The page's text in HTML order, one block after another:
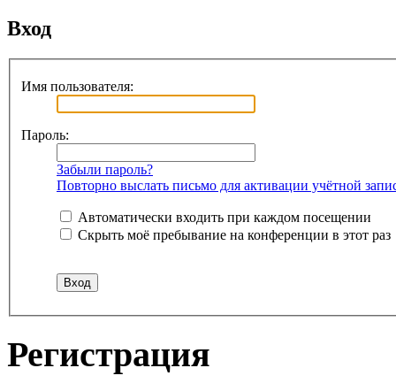
Вход
Имя пользователя:
Пароль:
Забыли пароль?
Повторно выслать письмо для активации учётной
Автоматически входить при каждом посещении
Скрыть моё пребывание на конференции в этот раз
Регистрация